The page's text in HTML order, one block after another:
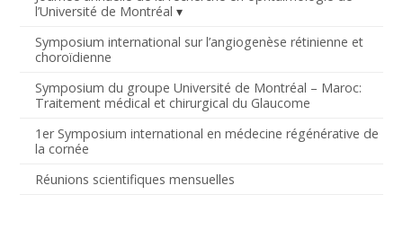
l’Université de Montréal
Symposium international sur l’angiogenèse rétinienne et
choroïdienne
Symposium du groupe Université de Montréal – Maroc:
Traitement médical et chirurgical du Glaucome
1er Symposium international en médecine régénérative de
la cornée
Réunions scientifiques mensuelles